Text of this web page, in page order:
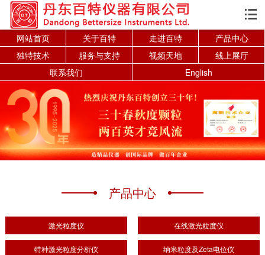

网站首页 关于百特 走进百特
产品中心
独特技术
服务与支持 视频天地
线上展厅
联系我们
English
产品中心
激光粒度仪 在线激光粒度仪
特种激光粒度分析仪 纳米粒度及Zeta电位仪